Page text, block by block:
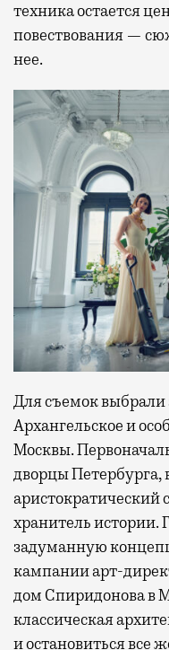
техника остается
повествования —
нее.
Для съемок
Архангельское и
Москвы.
дворцы Петербурга,
хранитель истории.
задуманную
кампании арт-
дом Спиридонова в
классическая
и остановиться все